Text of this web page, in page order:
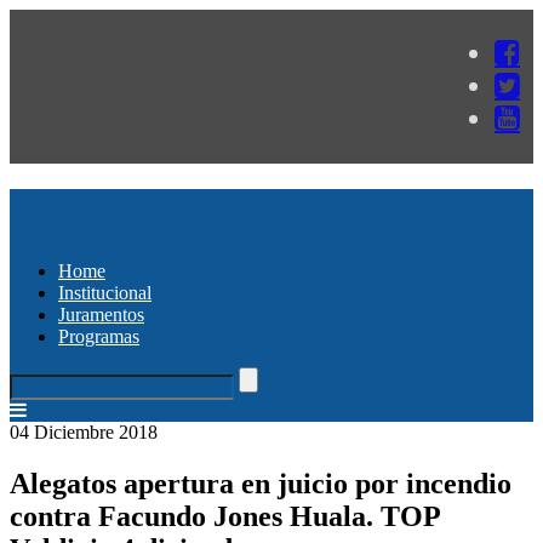
Home
Institucional
Juramentos
Programas
04 Diciembre 2018
Alegatos apertura en juicio por incendio
contra Facundo Jones Huala. TOP